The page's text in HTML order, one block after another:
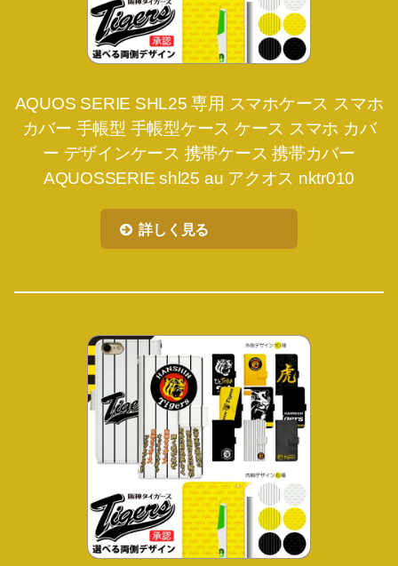
AQUOS SERIE SHL25 専用 スマホケース スマホ
カバー 手帳型 手帳型ケース ケース スマホ カバ
ー デザインケース 携帯ケース 携帯カバー
AQUOSSERIE shl25 au アクオス nktr010
詳しく見る